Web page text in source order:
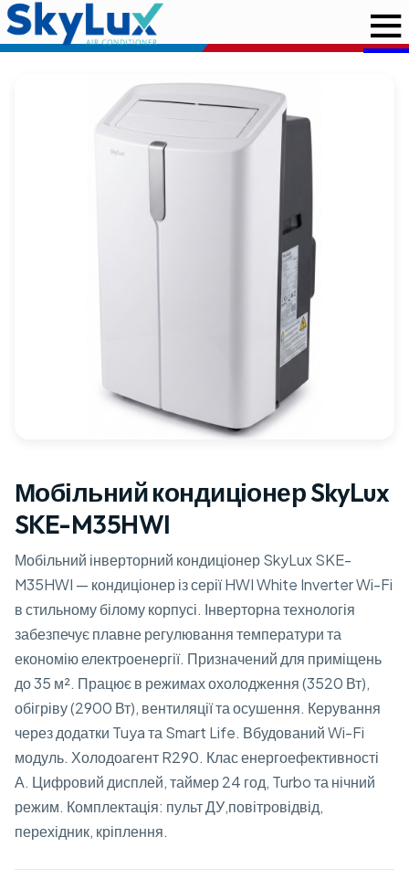
Мобільний кондиціонер SkyLux
SKE-M35HWI
Мобільний інверторний кондиціонер SkyLux SKE-
M35HWI — кондиціонер із серії HWI White Inverter Wi-Fi
в стильному білому корпусі. Інверторна технологія
забезпечує плавне регулювання температури та
економію електроенергії. Призначений для приміщень
до 35 м². Працює в режимах охолодження (3520 Вт),
обігріву (2900 Вт), вентиляції та осушення. Керування
через додатки Tuya та Smart Life. Вбудований Wi-Fi
модуль. Холодоагент R290. Клас енергоефективності
А. Цифровий дисплей, таймер 24 год, Turbo та нічний
режим. Комплектація: пульт ДУ,повітровідвід,
перехідник, кріплення.